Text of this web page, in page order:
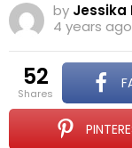
by Jessika
4 years ago
52
shares